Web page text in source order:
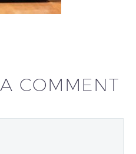
A COMMENT